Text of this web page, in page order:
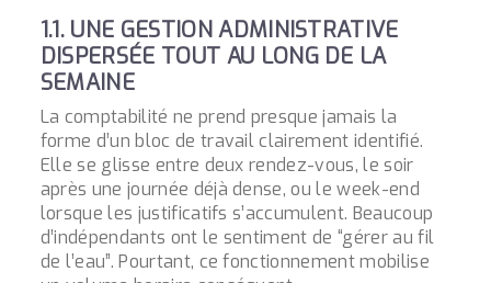
1.1. UNE GESTION ADMINISTRATIVE
DISPERSÉE TOUT AU LONG DE LA
SEMAINE
La comptabilité ne prend presque jamais la
forme d’un bloc de travail clairement identifié.
Elle se glisse entre deux rendez-vous, le soir
après une journée déjà dense, ou le week-end
lorsque les justificatifs s’accumulent. Beaucoup
d’indépendants ont le sentiment de “gérer au fil
de l’eau”. Pourtant, ce fonctionnement mobilise